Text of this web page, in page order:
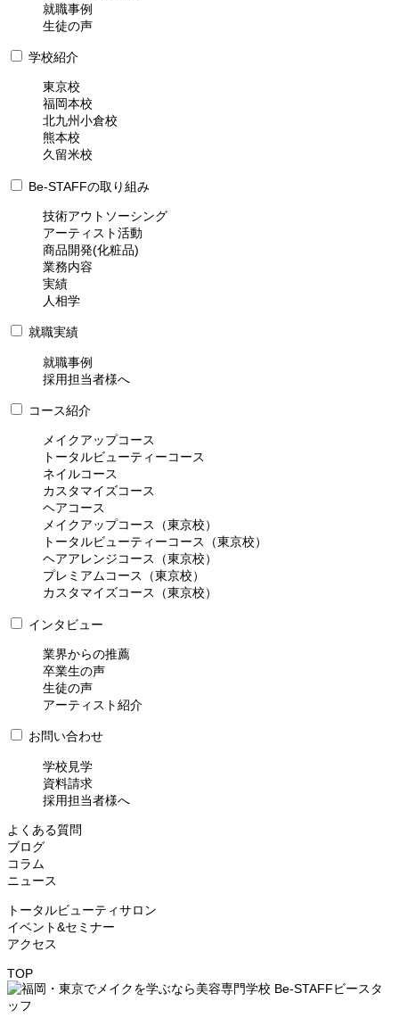
就職事例
生徒の声
学校紹介
東京校
福岡本校
北九州小倉校
熊本校
久留米校
Be-STAFFの取り組み
技術アウトソーシング
アーティスト活動
商品開発(化粧品)
業務内容
実績
人相学
就職実績
就職事例
採用担当者様へ
コース紹介
メイクアップコース
トータルビューティーコース
ネイルコース
カスタマイズコース
ヘアコース
メイクアップコース（東京校）
トータルビューティーコース（東京校）
ヘアアレンジコース（東京校）
プレミアムコース（東京校）
カスタマイズコース（東京校）
インタビュー
業界からの推薦
卒業生の声
生徒の声
アーティスト紹介
お問い合わせ
学校見学
資料請求
採用担当者様へ
よくある質問
ブログ
コラム
ニュース
トータルビューティサロン
イベント&セミナー
アクセス
TOP